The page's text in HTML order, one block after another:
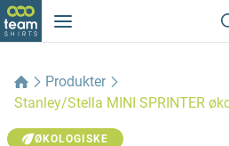
Produkter
Stanley/Stella MINI SPRINTER
ØKOLOGISKE